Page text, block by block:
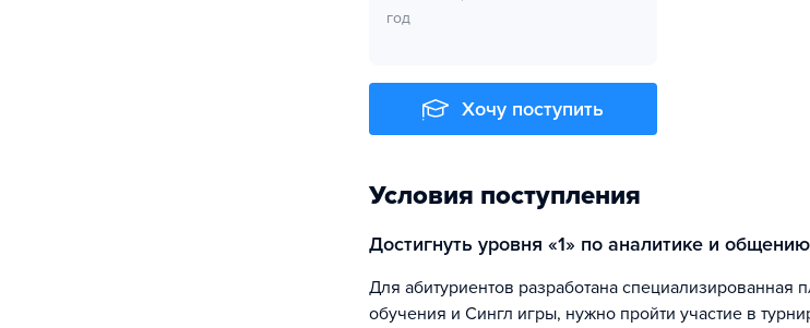
год
Хочу поступить
Условия поступления
Достигнуть уровня «1» по аналитике и
Для абитуриентов разработана специализированная платформа, после прохождения
обучения и Сингл игры, нужно пройти участие в